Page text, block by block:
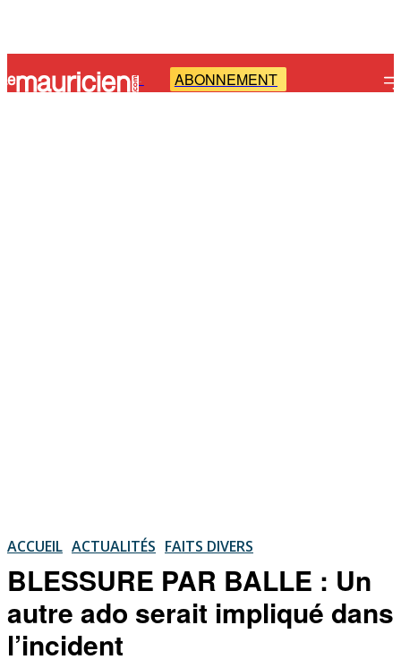
- ABONNEMENT
ACCUEIL ACTUALITÉS FAITS DIVERS
BLESSURE PAR BALLE : Un
autre ado serait impliqué dans
l’incident